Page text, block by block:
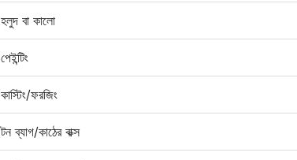
হলুদ বা কালো
পেইন্টিং
কাস্টিং/ফরজিং
টন ব্যাগ/কাঠের বাক্স